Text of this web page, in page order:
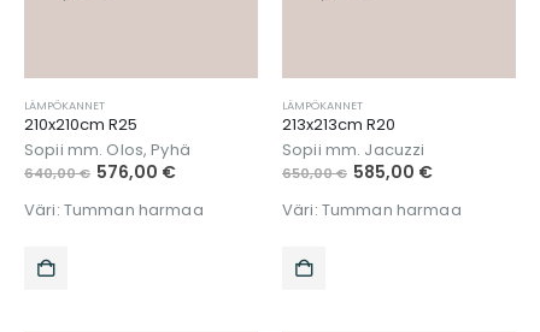
LÄMPÖKANNET
210x210cm R25
Sopii mm. Olos, Pyhä
640,00€ 576,00 €
Väri: Tumman harmaa
LÄMPÖKANNET
213x213cm R20
Sopii mm. Jacuzzi
650,00€ 585,00 €
Väri: Tumman harmaa